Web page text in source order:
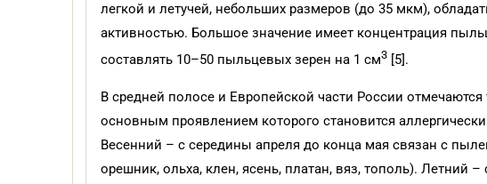
легкой и летучей, небольших размеров (до 35 мкм),
активностью. Большое значение имеет концентрация
составлять 10–50 пыльцевых зерен на 1 см3 [5].
В средней полосе и Европейской части России
основным проявлением которого становится
Весенний – с середины апреля до конца мая связан с
орешник, ольха, клен, ясень, платан, вяз, тополь). Летний